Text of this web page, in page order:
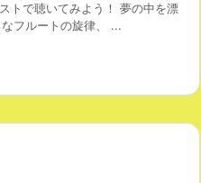
トで聴いてみよう！ 夢の中を漂
フルートの旋律、 ...